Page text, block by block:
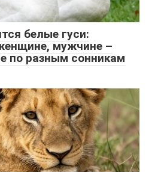
белые гуси:
мужчине –
по разным сонникам